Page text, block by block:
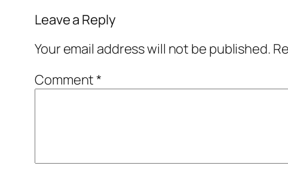
Leave a Reply
Your email address will not be published.
Comment*